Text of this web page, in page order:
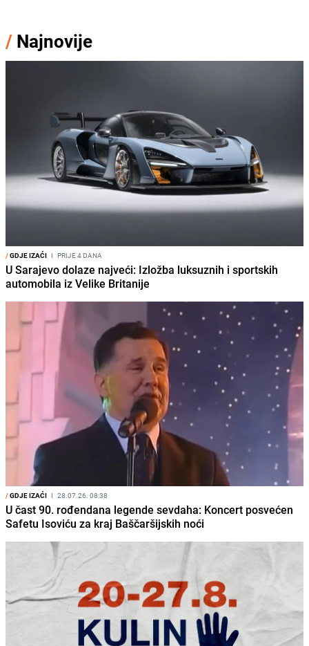
/ Najnovije
/GDJE IZAĆI I PRIJE 4 DANA
U Sarajevo dolaze najveći: Izložba luksuznih i sportskih
automobila iz Velike Britanije
/GDJE IZAĆI I 28.07.26. 08:38
U čast 90. rođendana legende sevdaha: Koncert posvećen
Safetu Isoviću za kraj Baščaršijskih noći